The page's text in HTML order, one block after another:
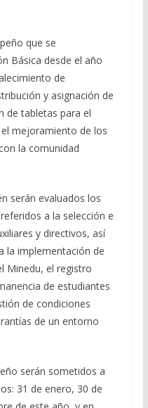
que se
Básica desde el año
de
y asignación de
de tabletas para el
mejoramiento de los
la comunidad
serán evaluados los
a la selección e
y directivos, así
la implementación de
Minedu, el registro
de estudiantes
de condiciones
de un entorno
serán sometidos a
31 de enero, 30 de